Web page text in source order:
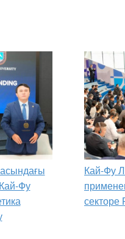
Фу
Кай-Фу
секторе